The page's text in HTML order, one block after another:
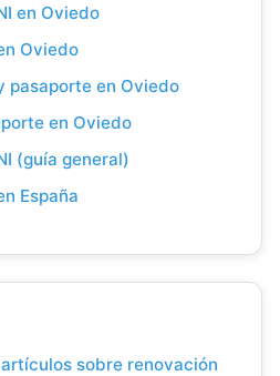
en Oviedo
Oviedo
pasaporte en Oviedo
en Oviedo
(guía general)
España
sobre renovación